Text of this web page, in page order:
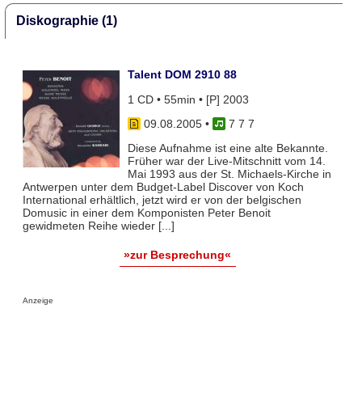
Diskographie (1)
Talent DOM 2910 88
1 CD • 55min • [P] 2003
09.08.2005•
7 7 7
Diese Aufnahme ist eine alte Bekannte.
Früher war der Live-Mitschnitt vom 14.
Mai 1993 aus der St. Michaels-Kirche in
Antwerpen unter dem Budget-Label Discover von Koch
International erhältlich, jetzt wird er von der belgischen
Domusic in einer dem Komponisten Peter Benoit
gewidmeten Reihe wieder [...]
»zur Besprechung«
Anzeige